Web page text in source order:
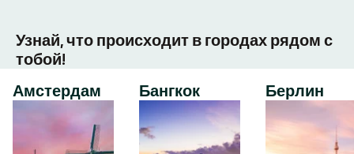
Узнай, что происходит в городах рядом с
тобой!
Амстердам
Бангкок Берлин